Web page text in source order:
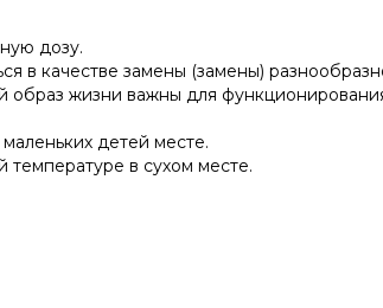
дозу.
в качестве замены (замены)
жизни важны для
детей месте.
температуре в сухом месте.